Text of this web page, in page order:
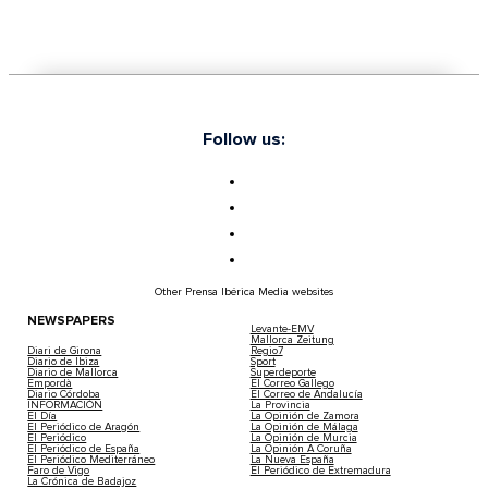
Follow us:
Other Prensa Ibérica Media websites
NEWSPAPERS
Diari de Girona
Diario de Ibiza
Diario de Mallorca
Empordà
Diario Córdoba
INFORMACIÓN
El Día
El Periódico de Aragón
El Periódico
El Periódico de España
El Periódico Mediterráneo
Faro de Vigo
La Crónica de Badajoz
Levante-EMV
Mallorca Zeitung
Regio7
Sport
Superdeporte
El Correo Gallego
El Correo de Andalucía
La Provincia
La Opinión de Zamora
La Opinión de Málaga
La Opinión de Murcia
La Opinión A Coruña
La Nueva España
El Periódico de Extremadura